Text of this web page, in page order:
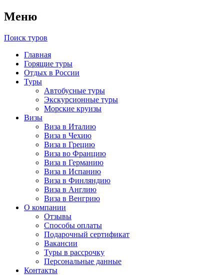
Меню
Поиск туров
Главная
Горящие туры
Отдых в России
Туры
Автобусные туры
Экскурсионные туры
Морские круизы
Визы
Виза в Италию
Виза в Чехию
Виза в Грецию
Виза во Францию
Виза в Германию
Виза в Испанию
Виза в Финляндию
Виза в Англию
Виза в Венгрию
О компании
Отзывы
Способы оплаты
Подарочный сертификат
Вакансии
Туры в рассрочку
Персональные данные
Контакты